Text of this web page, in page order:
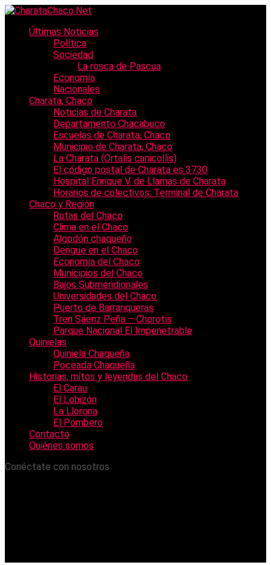
Últimas Noticias
Política
Sociedad
La rosca de Pascua
Economía
Nacionales
Charata, Chaco
Noticias de Charata
Departamento Chacabuco
Escuelas de Charata, Chaco
Municipio de Charata, Chaco
La Charata (Ortalis canicollis)
El código postal de Charata es 3730
Hospital Enrique V. de Llamas de Charata
Horarios de colectivos: Terminal de Charata
Chaco y Región
Rutas del Chaco
Clima en el Chaco
Algodón chaqueño
Dengue en el Chaco
Economía del Chaco
Municipios del Chaco
Bajos Submeridionales
Universidades del Chaco
Puerto de Barranqueras
Tren Sáenz Peña – Chorotis
Parque Nacional El Impenetrable
Quinielas
Quiniela Chaqueña
Poceada Chaqueña
Historias, mitos y leyendas del Chaco
El Carau
El Lobizón
La Llorona
El Pombero
Contacto
Quiénes somos
Conéctate con nosotros